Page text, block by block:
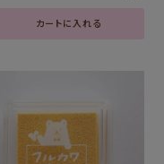
カートに入れる